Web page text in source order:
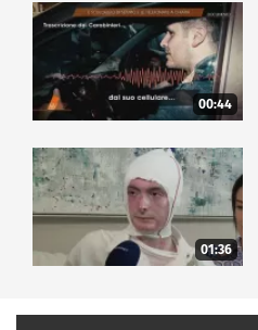
00:44
01:36